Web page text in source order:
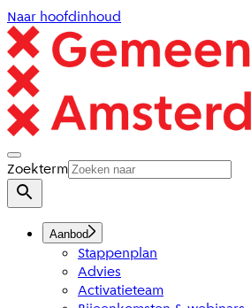
Naar hoofdinhoud
Zoekterm
Aanbod
Stappenplan
Advies
Activatieteam